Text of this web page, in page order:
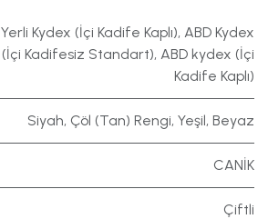
Yerli Kydex (İçi Kadife Kaplı), ABD Kydex
(İçi Kadifesiz Standart), ABD kydex (İçi
Kadife Kaplı)
Siyah, Çöl (Tan) Rengi, Yeşil, Beyaz
CANİK
Çiftli